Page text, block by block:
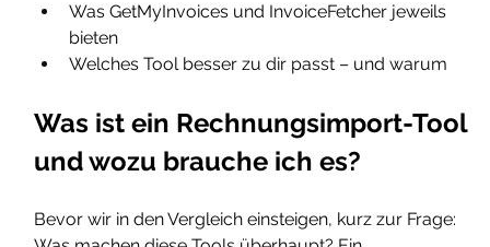
Was GetMyInvoices und InvoiceFetcher jeweils
bieten
Welches Tool besser zu dir passt – und warum
Was ist ein Rechnungsimport-Tool
und wozu brauche ich es?
Bevor wir in den Vergleich einsteigen, kurz zur Frage: